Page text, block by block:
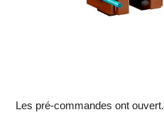
Les pré-commandes ont ouvert.